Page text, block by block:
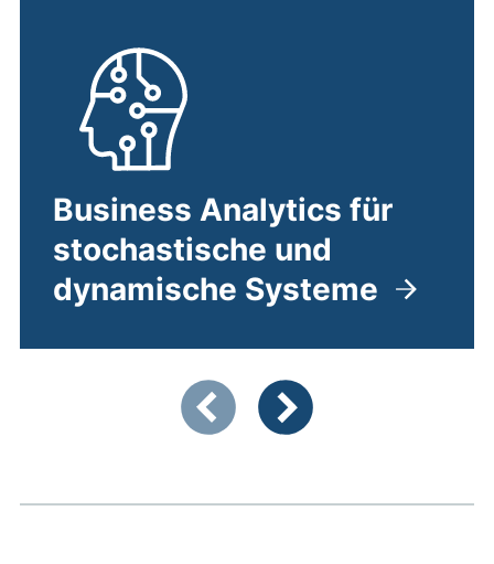
Business Analytics für
stochastische und
dynamische Systeme
Zeigt Folie 1 von 3